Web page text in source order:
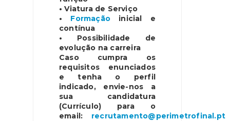
• Viatura de Serviço
• Formação inicial e
contínua
• Possibilidade de
evolução na carreira
Caso cumpra os
requisitos enunciados
e tenha o perfil
indicado, envie-nos a
sua candidatura
(Currículo) para o
email: recrutamento@perimetrofinal.pt